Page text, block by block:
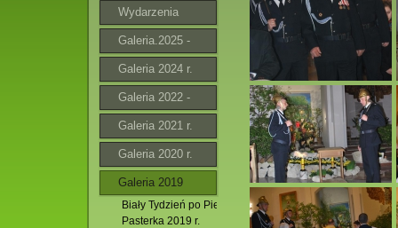
Wydarzenia
Galeria.2025 -
2026
Galeria 2024 r.
Galeria 2022 -
2023 r.
Galeria 2021 r.
Galeria 2020 r.
Galeria 2019
Biały Tydzień po Pierwszej Komunii Świętej.
Pasterka 2019 r.